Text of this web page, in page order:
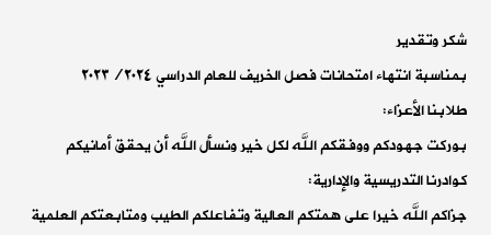
شكر وتقدير
بمناسبة انتهاء امتحانات فصل الخريف للعام الدراسي ٢٠٢٣/٢٠٢٤
طلابنا الأعزاء:
بوركت جهودكم ووفقكم الله لكل خير ونسأل الله أن يحقق أمانيكم
كوادرنا التدريسية والإدارية:
جزاكم الله خيرا على همتكم العالية وتفاعلكم الطيب ومتابعتكم العلمية